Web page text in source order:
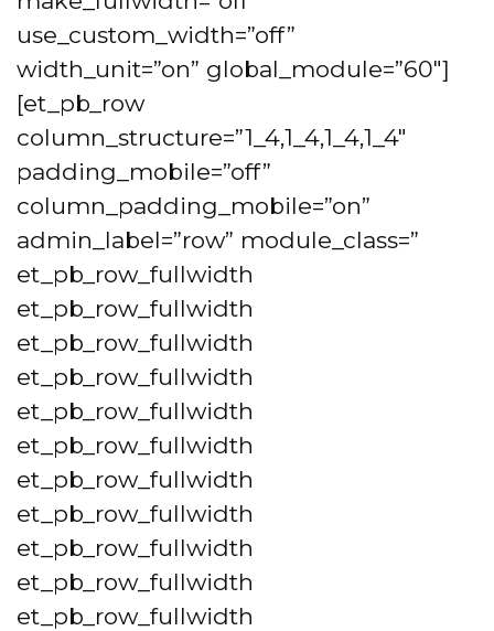
use_custom_width=”off”
width_unit=”on” global_module=”60″]
[et_pb_row
column_structure=”1_4,1_4,1_4,1_4″
padding_mobile=”off”
column_padding_mobile=”on”
admin_label=”row” module_class=”
et_pb_row_fullwidth
et_pb_row_fullwidth
et_pb_row_fullwidth
et_pb_row_fullwidth
et_pb_row_fullwidth
et_pb_row_fullwidth
et_pb_row_fullwidth
et_pb_row_fullwidth
et_pb_row_fullwidth
et_pb_row_fullwidth
et_pb_row_fullwidth